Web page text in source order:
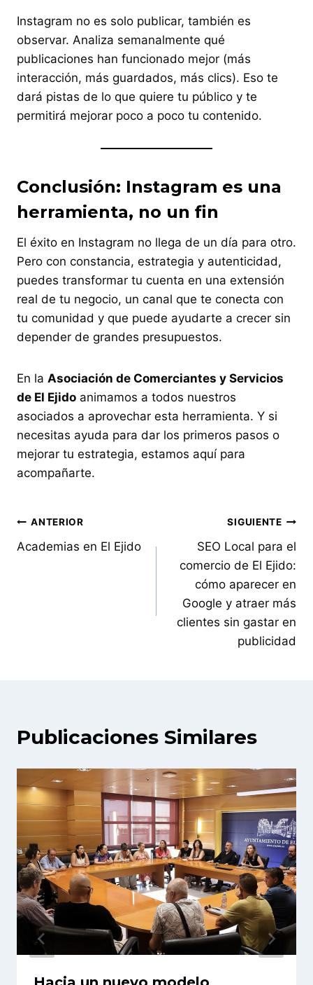
Instagram no es solo publicar, también es
observar. Analiza semanalmente qué
publicaciones han funcionado mejor (más
interacción, más guardados, más clics). Eso te
dará pistas de lo que quiere tu público y te
permitirá mejorar poco a poco tu contenido.
Conclusión: Instagram es una
herramienta, no un fin
El éxito en Instagram no llega de un día para otro.
Pero con constancia, estrategia y autenticidad,
puedes transformar tu cuenta en una extensión
real de tu negocio, un canal que te conecta con
tu comunidad y que puede ayudarte a crecer sin
depender de grandes presupuestos.
En la Asociación de Comerciantes y Servicios
de El Ejido animamos a todos nuestros
asociados a aprovechar esta herramienta. Y si
necesitas ayuda para dar los primeros pasos o
mejorar tu estrategia, estamos aquí para
acompañarte.
Navegación
de
ANTERIOR
Academias en El Ejido
SIGUIENTE
SEO Local para el
comercio de El Ejido:
cómo aparecer en
Google y atraer más
clientes sin gastar en
publicidad
Publicaciones Similares